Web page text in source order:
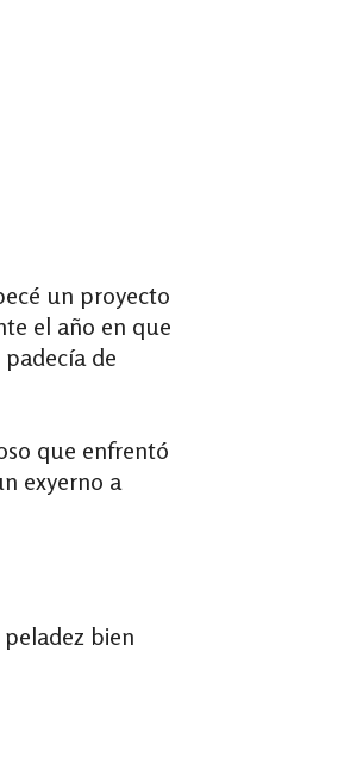
un proyecto
el año en que
de
que enfrentó
exyerno a
bien